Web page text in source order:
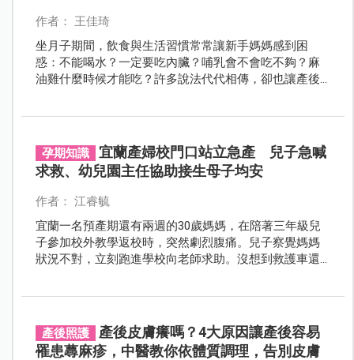
作者： 王佳琦
坐月子期間，飲食與生活習慣常常讓新手媽媽感到困
惑：不能喝水？一定要吃內臟？哺乳會不會吃不夠？麻
油雞什麼時候才能吃？許多說法代代相傳，卻也讓產後
孕期知識
宜蘭產婦校門口站立急產 兒子急喊
求救、幼兒園主任協助接生母子均安
作者： 江睿毓
宜蘭一名預產期還有兩週的30歲媽媽，在陪著三年級兒
子參加校外教學返校時，突然劇烈腹痛。兒子察覺媽媽
狀況不對，立刻跑進學校向老師求助。沒想到救護車還
產後照護
產後皮膚癢嗎？4大原因讓產後容易
罹患蕁麻疹，中醫教你依體質調理，告別皮膚